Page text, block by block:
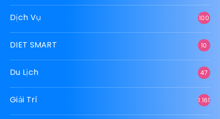
Dịch Vụ 100
DIET SMART 10
Du Lịch 47
Giải Trí 1.161